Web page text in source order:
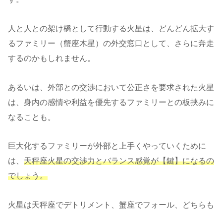
人と人との架け橋として行動する火星は、どんどん拡大す
るファミリー（蟹座木星）の外交窓口として、さらに奔走
するのかもしれません。
あるいは、外部との交渉において公正さを要求された火星
は、身内の感情や利益を優先するファミリーとの板挟みに
なることも。
巨大化するファミリーが外部と上手くやっていくために
は、 天秤座火星の交渉力とバランス感覚が【鍵】になるの
でしょう。
火星は天秤座でデトリメント、蟹座でフォール、どちらも